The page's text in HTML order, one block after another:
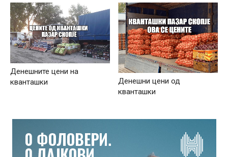
Денешните цени на
кванташки
Денешни цени од
кванташки